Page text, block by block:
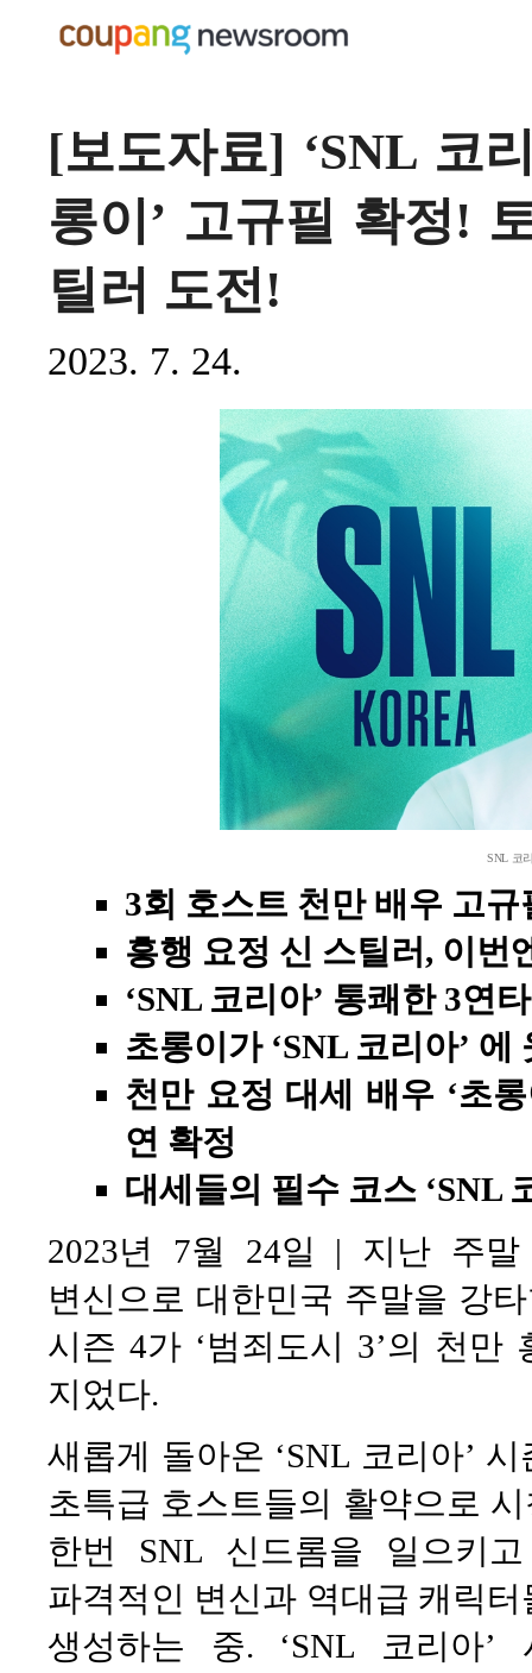
[보도자료] ‘SNL 코
롱이’ 고규필 확정!
틸러 도전!
2023. 7. 24.
SNL 코
3회 호스트 천만 배우 고
흥행 요정 신 스틸러, 이번
‘SNL 코리아’ 통쾌한 3연
초롱이가 ‘SNL 코리아’
천만 요정 대세 배우 ‘초
연 확정
대세들의 필수 코스 ‘SNL
2023년 7월 24일 | 지난 주
변신으로 대한민국 주말을 강
시즌 4가 ‘범죄도시 3’의 천
지었다.
새롭게 돌아온 ‘SNL 코리아’
초특급 호스트들의 활약으로
한번 SNL 신드롬을 일으키
파격적인 변신과 역대급 캐릭
생성하는 중. ‘SNL 코리아